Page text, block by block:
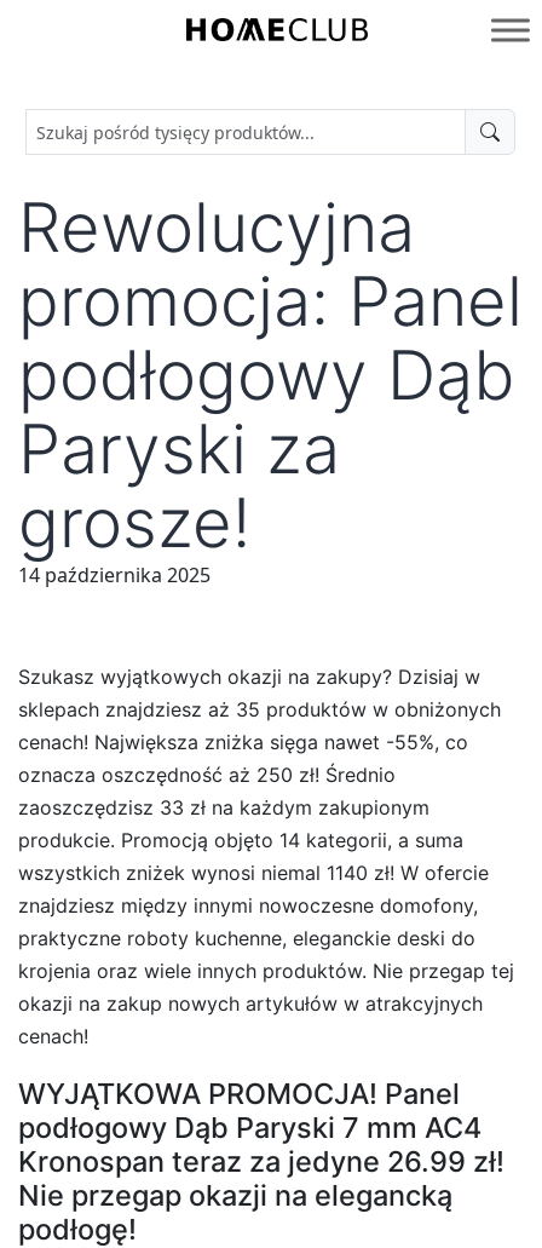
Homeclub
Rewolucyjna
promocja: Panel
podłogowy Dąb
Paryski za
grosze!
14 października 2025
Szukasz wyjątkowych okazji na zakupy? Dzisiaj w
sklepach znajdziesz aż 35 produktów w obniżonych
cenach! Największa zniżka sięga nawet -55%, co
oznacza oszczędność aż 250 zł! Średnio
zaoszczędzisz 33 zł na każdym zakupionym
produkcie. Promocją objęto 14 kategorii, a suma
wszystkich zniżek wynosi niemal 1140 zł! W ofercie
znajdziesz między innymi nowoczesne domofony,
praktyczne roboty kuchenne, eleganckie deski do
krojenia oraz wiele innych produktów. Nie przegap tej
okazji na zakup nowych artykułów w atrakcyjnych
cenach!
WYJĄTKOWA PROMOCJA! Panel
podłogowy Dąb Paryski 7 mm AC4
Kronospan teraz za jedyne 26.99 zł!
Nie przegap okazji na elegancką
podłogę!